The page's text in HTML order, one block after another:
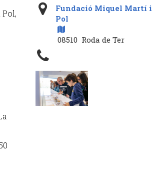
Fundació Miquel Martí i
Pol
08510 Roda de Ter